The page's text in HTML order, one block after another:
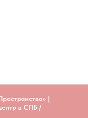
|
в СПБ /